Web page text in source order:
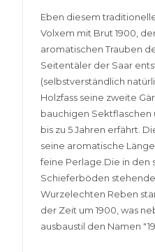
Eben diesem
Volxem mit Brut 1900,
aromatischen Trauben
Seitentäler der Saar
(selbstverständlich
Holzfass seine zweite
bauchigen Sektflaschen
bis zu 5 Jahren erfährt.
seine aromatische
feine Perlage.Die in den
Schieferböden
Wurzelechten Reben
der Zeit um 1900, was
ausbaustil den Namen